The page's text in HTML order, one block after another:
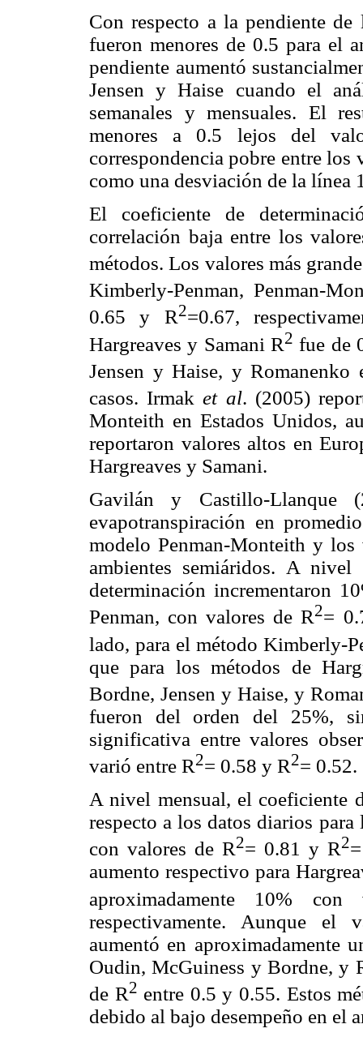
Con respecto a la pendiente
fueron menores de 0.5 para el
pendiente aumentó
Jensen y Haise cuando el
semanales y mensuales. El
menores a 0.5 lejos del
correspondencia pobre entre los
como una desviación de la línea
El coeficiente de
correlación baja entre los
métodos. Los valores más
Kimberly-Penman, Penman-
0.65 y R2=0.67,
Hargreaves y Samani R2 fue de
Jensen y Haise, y
casos. Irmaket al. (2005)
Monteith en Estados Unidos,
reportaron valores altos en
Hargreaves y Samani.
Gavilán y Castillo-Llanque
evapotranspiración en
modelo Penman-Monteith y los
ambientes semiáridos. A
determinación incrementaron
Penman, con valores de R2=
lado, para el método Kimberly-
que para los métodos de
Bordne, Jensen y Haise, y
fueron del orden del 25%,
significativa entre valores
varió entre R2= 0.58 y R2= 0.52.
A nivel mensual, el coeficiente
respecto a los datos diarios
con valores de R2= 0.81 y R2
aumento respectivo para
aproximadamente 10%
respectivamente. Aunque el
aumentó en aproximadamente
Oudin, McGuiness y Bordne, y
de R2 entre 0.5 y 0.55. Estos
debido al bajo desempeño en el